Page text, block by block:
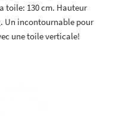
toile: 130 cm. Hauteur
Un incontournable pour
une toile verticale!